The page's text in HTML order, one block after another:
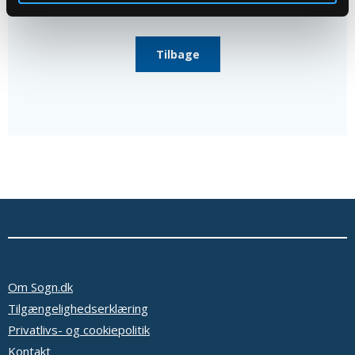
Tilbage
Om Sogn.dk
Tilgængelighedserklæring
Privatlivs- og cookiepolitik
Kontakt